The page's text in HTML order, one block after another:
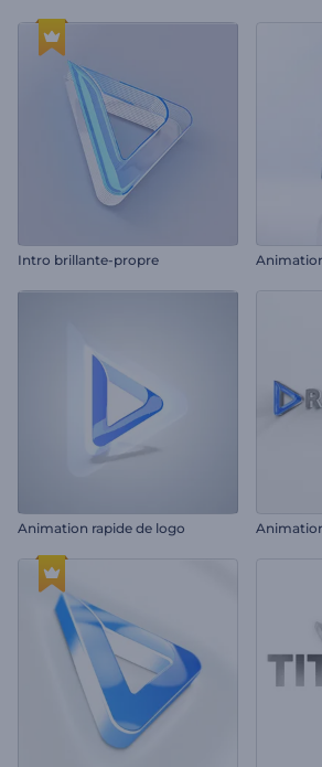
Intro brillante-propre
Animation rapide de logo